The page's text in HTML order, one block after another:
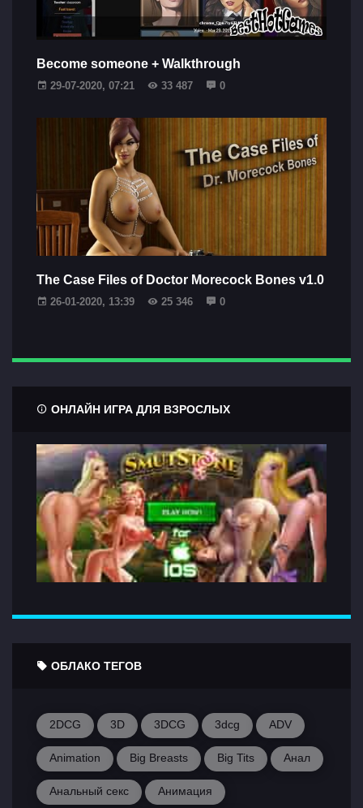
Become someone + Walkthrough
29-07-2020, 07:21 33 487 0
The Case Files of Doctor Morecock Bones v1.0
26-01-2020, 13:39 25 346 0
ОНЛАЙН ИГРА ДЛЯ ВЗРОСЛЫХ
ОБЛАКО ТЕГОВ
2DCG 3D 3DCG 3dcg ADV
Animation Big Breasts Big Tits Анал
Анальный секс Анимация